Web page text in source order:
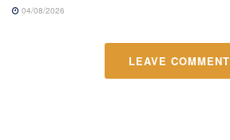
04/08/2026
LEAVE COMMENT